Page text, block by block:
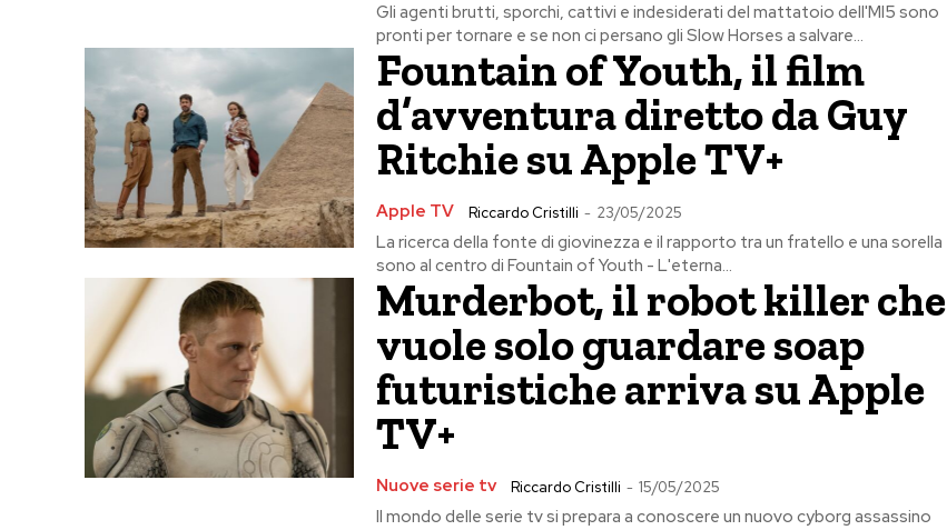
Gli agenti brutti, sporchi, cattivi e indesiderati del mattatoio dell'MI5 sono
pronti per tornare e se non ci persano gli Slow Horses a salvare...
Fountain of Youth, il film
d’avventura diretto da Guy
Ritchie su Apple TV+
Apple TV Riccardo Cristilli - 23/05/2025
La ricerca della fonte di giovinezza e il rapporto tra un fratello e una sorella
sono al centro di Fountain of Youth - L'eterna...
Murderbot, il robot killer che
vuole solo guardare soap
futuristiche arriva su Apple
TV+
Nuove serie tv Riccardo Cristilli - 15/05/2025
Il mondo delle serie tv si prepara a conoscere un nuovo cyborg assassino